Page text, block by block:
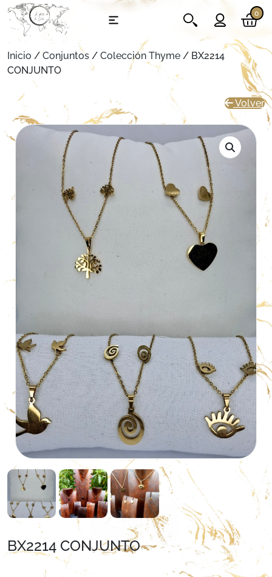
0
Inicio / Conjuntos / Colección Thyme / BX2214
CONJUNTO
Volver
BX2214 CONJUNTO